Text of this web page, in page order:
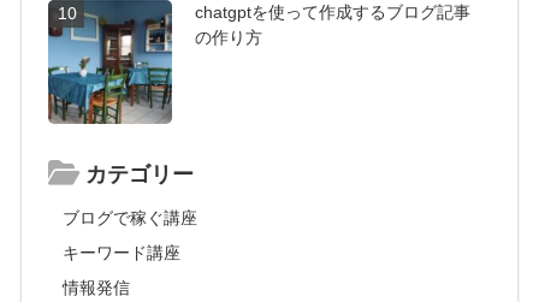
10
chatgptを使って作成するブログ記事
の作り方
カテゴリー
ブログで稼ぐ講座
キーワード講座
情報発信